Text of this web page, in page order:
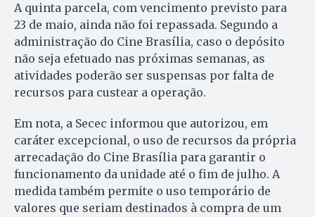
A quinta parcela, com vencimento previsto para
23 de maio, ainda não foi repassada. Segundo a
administração do Cine Brasília, caso o depósito
não seja efetuado nas próximas semanas, as
atividades poderão ser suspensas por falta de
recursos para custear a operação.
Em nota, a Secec informou que autorizou, em
caráter excepcional, o uso de recursos da própria
arrecadação do Cine Brasília para garantir o
funcionamento da unidade até o fim de julho. A
medida também permite o uso temporário de
valores que seriam destinados à compra de um